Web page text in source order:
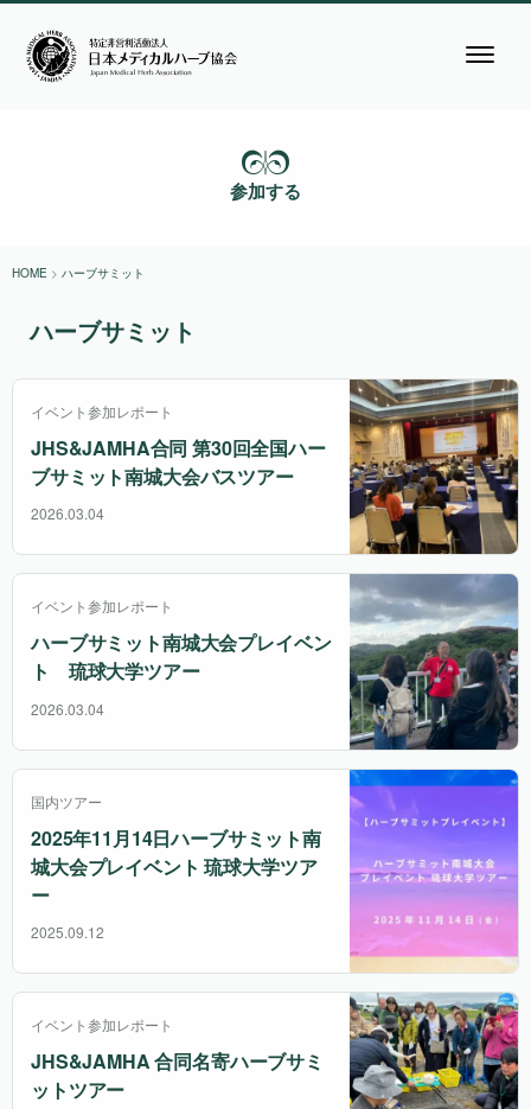
参加する
HOME > ハーブサミット
ハーブサミット
イベント参加レポート
JHS&JAMHA合同 第30回全国ハー
ブサミット南城大会バスツアー
2026.03.04
イベント参加レポート
ハーブサミット南城大会プレイベン
ト 琉球大学ツアー
2026.03.04
国内ツアー
2025年11月14日ハーブサミット南
城大会プレイベント 琉球大学ツア
ー
2025.09.12
イベント参加レポート
JHS&JAMHA 合同名寄ハーブサミ
ットツアー